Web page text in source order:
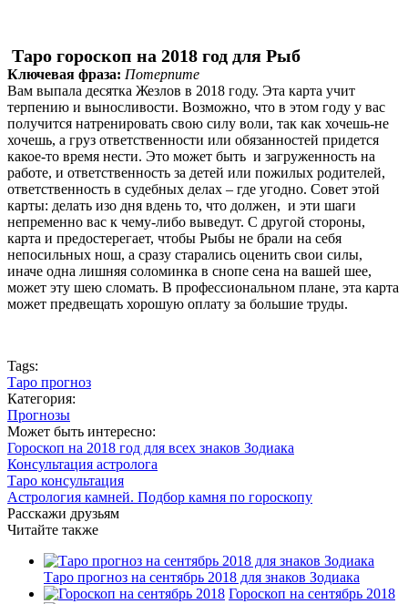
Таро гороскоп на 2018 год для Рыб
Ключевая фраза: Потерпите
Вам выпала десятка Жезлов в 2018 году. Эта карта учит
терпению и выносливости. Возможно, что в этом году у вас
получится натренировать свою силу воли, так как хочешь-не
хочешь, а груз ответственности или обязанностей придется
какое-то время нести. Это может быть и загруженность на
работе, и ответственность за детей или пожилых родителей,
ответственность в судебных делах – где угодно. Совет этой
карты: делать изо дня вдень то, что должен, и эти шаги
непременно вас к чему-либо выведут. С другой стороны,
карта и предостерегает, чтобы Рыбы не брали на себя
непосильных нош, а сразу старались оценить свои силы,
иначе одна лишняя соломинка в снопе сена на вашей шее,
может эту шею сломать. В профессиональном плане, эта карта
может предвещать хорошую оплату за большие труды.
Tags:
Таро прогноз
Категория:
Прогнозы
Может быть интересно:
Гороскоп на 2018 год для всех знаков Зодиака
Консультация астролога
Таро консультация
Астрология камней. Подбор камня по гороскопу
Расскажи друзьям
Читайте также
Таро прогноз на сентябрь 2018 для знаков Зодиака
Гороскоп на сентябрь 2018